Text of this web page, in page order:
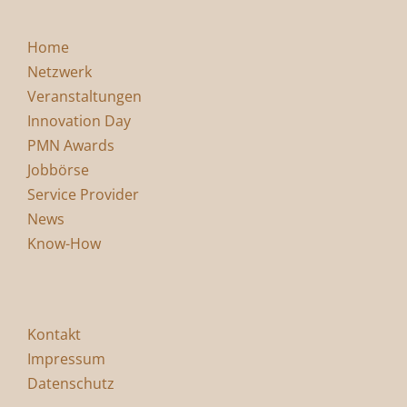
Home
Netzwerk
Veranstaltungen
Innovation Day
PMN Awards
Jobbörse
Service Provider
News
Know-How
Kontakt
Impressum
Datenschutz